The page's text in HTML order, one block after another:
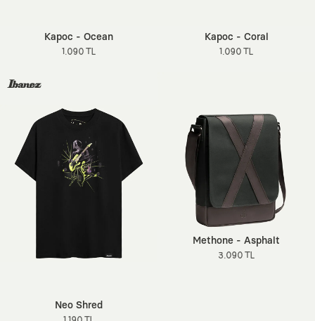
Kapoc - Ocean
1.090 TL
Kapoc - Coral
1.090 TL
Neo Shred
Methone - Asphalt
3.090 TL